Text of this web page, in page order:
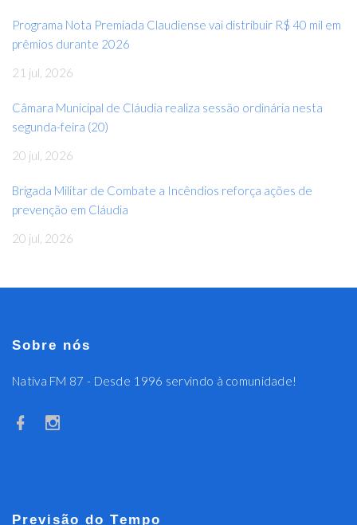
Programa Nota Premiada Claudiense vai distribuir R$ 40 mil em
prêmios durante 2026
21 jul, 2026
Câmara Municipal de Cláudia realiza sessão ordinária nesta
segunda-feira (20)
20 jul, 2026
Brigada Militar de Combate a Incêndios reforça ações de
prevenção em Cláudia
20 jul, 2026
Sobre nós
Nativa FM 87 - Desde 1996 servindo à comunidade!
Previsão do Tempo